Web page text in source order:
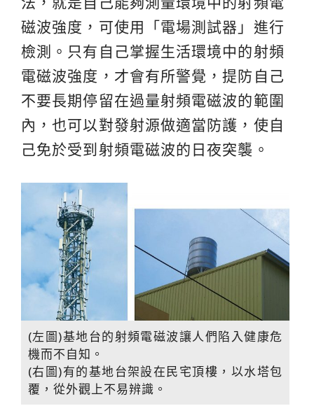
磁波強度，可使用「電場測試器」進行
檢測。只有自己掌握生活環境中的射頻
電磁波強度，才會有所警覺，提防自己
不要長期停留在過量射頻電磁波的範圍
內，也可以對發射源做適當防護，使自
己免於受到射頻電磁波的日夜突襲。
(左圖)基地台的射頻電磁波讓人們陷入健康危
機而不自知。
(右圖)有的基地台架設在民宅頂樓，以水塔包
覆，從外觀上不易辨識。